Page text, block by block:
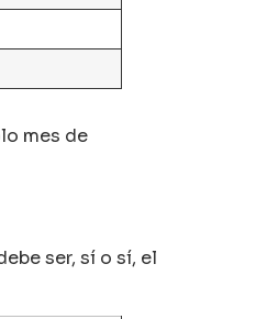
mes de
ser, sí o sí, el